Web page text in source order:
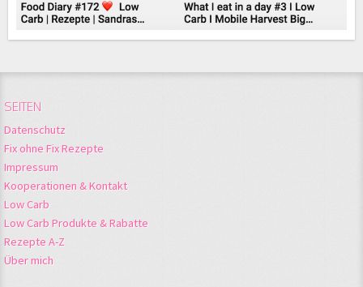
SEITEN
Datenschutz
Fix ohne Fix Rezepte
Impressum
Kooperationen & Kontakt
Low Carb
Low Carb Produkte & Rabatte
Rezepte A-Z
Über mich